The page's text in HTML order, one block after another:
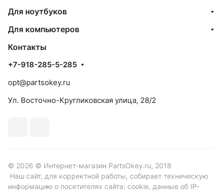
Для ноутбуков
Для компьютеров
Контакты
+7-918-285-5-285
opt@partsokey.ru
Ул. Восточно-Кругликовская улица, 28/2
© 2026 © Интернет-магазин PartsOkey.ru, 2018
Наш сайт, для корректной работы, собирает техническую
информацию о посетителях сайта: cookie, данные об IP-